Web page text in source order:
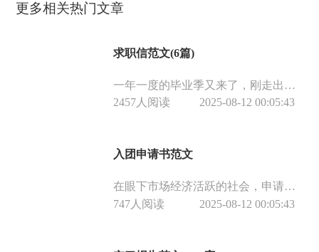
更多相关热门文章
求职信范文(6篇)
一年一度的毕业季又来了，刚走出校门踏入社会的你，是否苦恼如何找工作投简历？下面是小编整理的六篇求职信，一起来看看吧！
2457人阅读
2025-08-12 00:05:43
入团申请书范文
在眼下市场经济活跃的社会，申请书在现实生活中使用广泛，我们在写申请书的时候要注意语言简 洁、准确。那么申请书应该怎么写才合适呢？以下是小编整理的入团申请书范文，仅供参考，欢迎大家阅读。
747人阅读
2025-08-12 00:05:43